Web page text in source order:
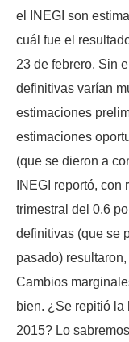
el INEGI son
cuál fue el
23 de febrero. Sin
definitivas varían
estimaciones
estimaciones
(que se dieron a
INEGI reportó,
trimestral del 0.6
definitivas (que se
pasado)
Cambios
bien. ¿Se repitió la
2015? Lo